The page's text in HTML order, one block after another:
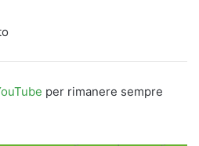
per rimanere sempre